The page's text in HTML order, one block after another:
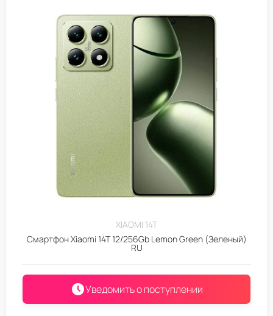
XIAOMI 14T
Смартфон Xiaomi 14T 12/256Gb Lemon Green (Зеленый)
RU
Уведомить о поступлении